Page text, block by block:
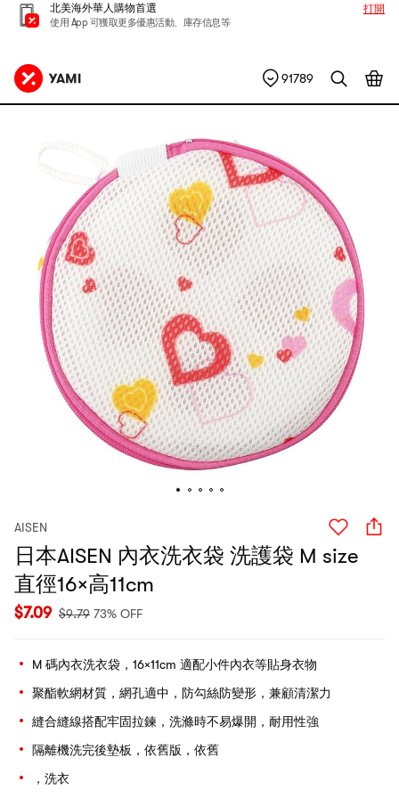
北美海外華人購物首選
使用 App 可獲取更多優惠活動、庫存信息等
打開
91789
AISEN
日本AISEN 內衣洗衣袋 洗護袋 M size
直徑16×高11cm
$7.09 $9.79 73% OFF
M 碼內衣洗衣袋，16×11cm 適配小件內衣等貼身衣物
聚酯​​軟網材質，網孔適中，防勾絲防變形，兼顧清潔力
縫合縫線搭配牢固拉鍊，洗滌時不易爆開，耐用性強
隔離機洗完後墊板，依舊版，依舊
，洗衣